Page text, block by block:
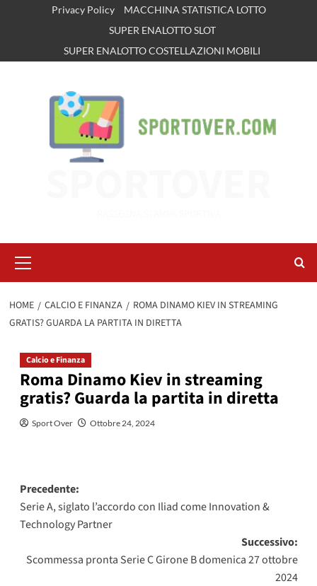
Privacy Policy
MACCHINA STATISTICA LOTTO
SUPER ENALOTTO SLOT
SUPER ENALOTTO COSTELLAZIONI MOBILI
principale
HOME CALCIO E FINANZA
ROMA DINAMO KIEV IN STREAMING
GRATIS? GUARDA LA PARTITA IN DIRETTA
Calcio e Finanza
Roma Dinamo Kiev in streaming
gratis? Guarda la partita in diretta
Sport Over Ottobre 24, 2024
Navigazione
articolo
Precedente:
Serie A, siglato l’accordo con Iliad come Innovation &
Technology Partner
Successivo:
Scommessa pronta Serie C Girone B domenica 27 ottobre
2024